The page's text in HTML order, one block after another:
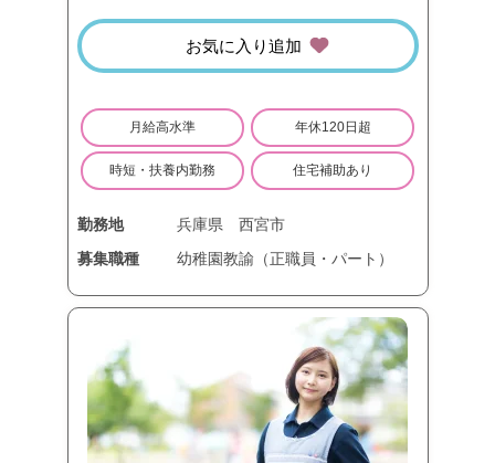
お気に入り追加
月給高水準 年休120日超
時短・扶養内勤務 住宅補助あり
勤務地 兵庫県
西宮市
募集職種
幼稚園教諭（正職員・パート）